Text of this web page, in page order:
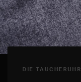
DIE TAUCHERUHR